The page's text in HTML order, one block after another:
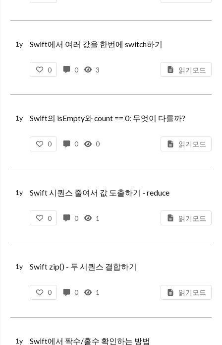
1y Swift에서 여러 값을 한번에 switch하기
0 0 3 읽기모드
1y Swift의 isEmpty와 count == 0: 무엇이 다를까?
0 0 0 읽기모드
1y Swift 시퀀스 줄여서 값 도출하기 - reduce
0 0 1 읽기모드
1y Swift zip() - 두 시퀀스 결합하기
0 0 1 읽기모드
1y Swift에서 짝수/홀수 확인하는 방법